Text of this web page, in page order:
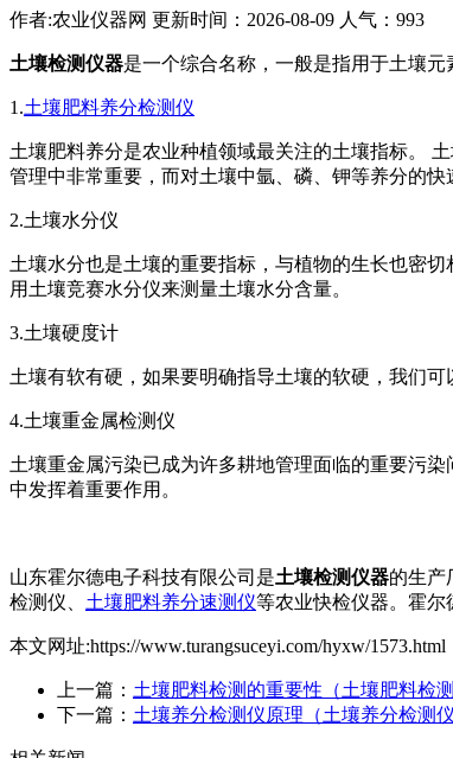
作者:农业仪器网 更新时间：2026-08-09 人气：993
土壤检测仪器是一个综合名称，一般是指用于土壤
1.土壤肥料养分检测仪
土壤肥料养分是农业种植领域最关注的土壤指标。
管理中非常重要，而对土壤中氩、磷、钾等养分的快
2.土壤水分仪
土壤水分也是土壤的重要指标，与植物的生长也密
用土壤竞赛水分仪来测量土壤水分含量。
3.土壤硬度计
土壤有软有硬，如果要明确指导土壤的软硬，我们
4.土壤重金属检测仪
土壤重金属污染已成为许多耕地管理面临的重要污
中发挥着重要作用。
山东霍尔德电子科技有限公司是土壤检测仪器的生产
检测仪、 土壤肥料养分速测仪等农业快检仪器。霍尔
本文网址:https://www.turangsuceyi.com/hyxw/1573.html
上一篇： 土壤肥料检测的重要性（土壤肥料检测
下一篇： 土壤养分检测仪原理（土壤养分检测仪